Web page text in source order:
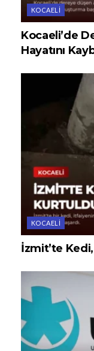
KOCAELI
Kocaeli’de
Hayatını
KOCAELI
İzmit’te